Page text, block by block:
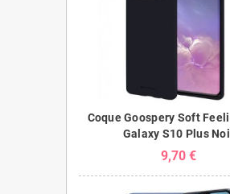
Coque Goospery Soft
Galaxy S10 Plus
9,70 €